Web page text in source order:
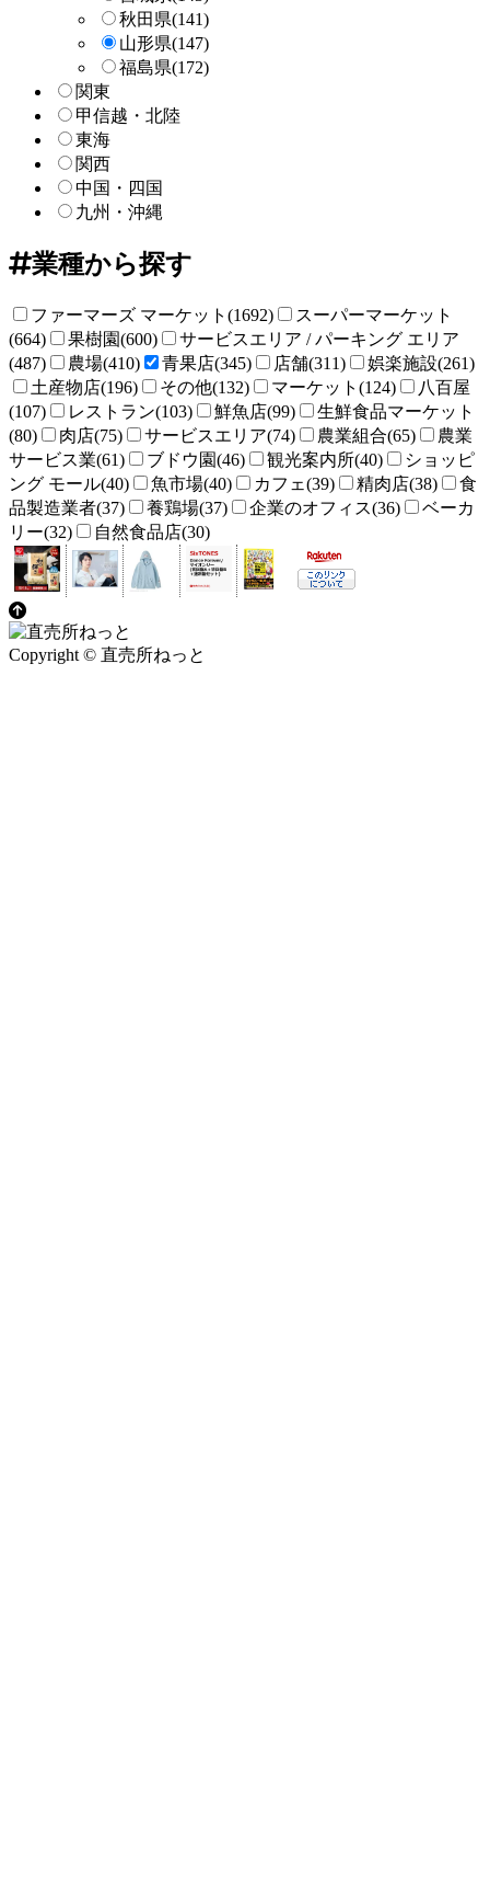
秋田県(141)
山形県(147)
福島県(172)
関東
甲信越・北陸
東海
関西
中国・四国
九州・沖縄
業種から探す
ファーマーズ マーケット(1692)
スーパーマーケット
(664)
果樹園(600)
サービスエリア / パーキング エリア
(487)
農場(410) 青果店(345) 店舗(311)
娯楽施設(261)
土産物店(196)
その他(132) マーケット(124)
八百屋
(107)
レストラン(103) 鮮魚店(99)
生鮮食品マーケット
(80)
肉店(75) サービスエリア(74) 農業組合(65)
農業
サービス業(61)
ブドウ園(46) 観光案内所(40)
ショッピ
ング モール(40)
魚市場(40) カフェ(39) 精肉店(38)
食
品製造業者(37)
養鶏場(37) 企業のオフィス(36)
ベーカ
リー(32)
自然食品店(30)
Copyright © 直売所ねっと